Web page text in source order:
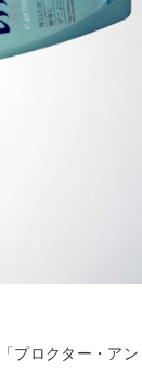
プロクター・ア